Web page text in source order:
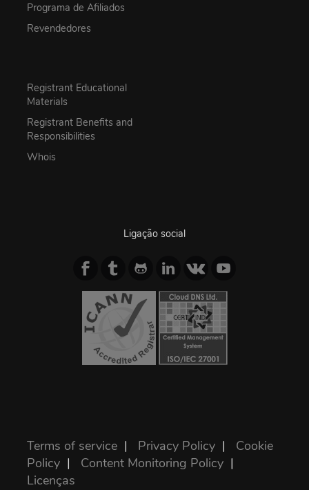
Programa de Afiliados
Revendedores
Registrant Educational
Materials
Registrant Benefits and
Responsibilities
Whois
Ligação social
Terms of service | Privacy Policy | Cookie
Policy | Content Monitoring Policy |
Licenças